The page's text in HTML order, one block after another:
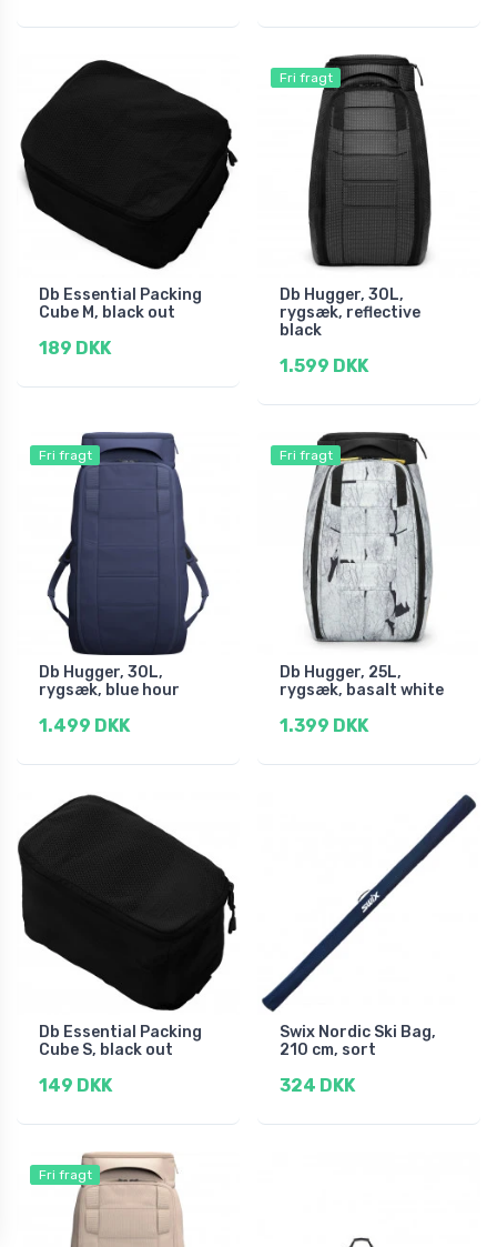
Db Essential Packing
Cube M, black out
189 DKK
Fri fragt
Db Hugger, 30L,
rygsæk, reflective
black
1.599 DKK
Fri fragt
Db Hugger, 30L,
rygsæk, blue hour
1.499 DKK
Fri fragt
Db Hugger, 25L,
rygsæk, basalt white
1.399 DKK
Db Essential Packing
Cube S, black out
149 DKK
Swix Nordic Ski Bag,
210 cm, sort
324 DKK
Fri fragt